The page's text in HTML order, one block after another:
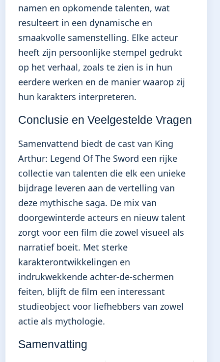
namen en opkomende talenten, wat
resulteert in een dynamische en
smaakvolle samenstelling. Elke acteur
heeft zijn persoonlijke stempel gedrukt
op het verhaal, zoals te zien is in hun
eerdere werken en de manier waarop zij
hun karakters interpreteren.
Conclusie en Veelgestelde Vragen
Samenvattend biedt de cast van King
Arthur: Legend Of The Sword een rijke
collectie van talenten die elk een unieke
bijdrage leveren aan de vertelling van
deze mythische saga. De mix van
doorgewinterde acteurs en nieuw talent
zorgt voor een film die zowel visueel als
narratief boeit. Met sterke
karakterontwikkelingen en
indrukwekkende achter-de-schermen
feiten, blijft de film een interessant
studieobject voor liefhebbers van zowel
actie als mythologie.
Samenvatting